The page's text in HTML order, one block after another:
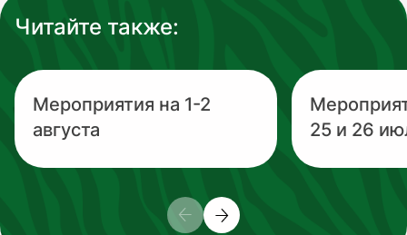
Читайте также:
Мероприятия на 1-2
августа
25 и 26